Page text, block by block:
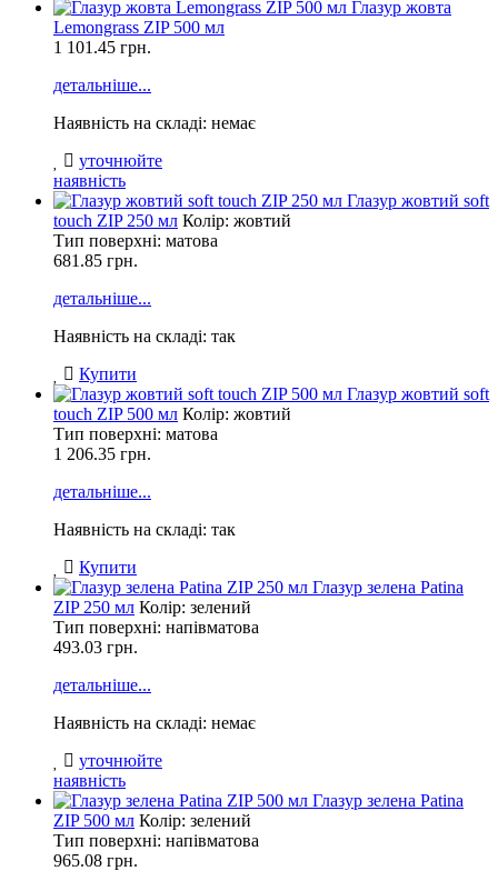
Глазур жовта
Lemongrass ZIP 500 мл
1 101.45 грн.
детальніше...
Наявність на складі: немає
уточнюйте
наявність
Глазур жовтий soft
touch ZIP 250 мл Колір: жовтий
Тип поверхні: матова
681.85 грн.
детальніше...
Наявність на складі: так
Купити
Глазур жовтий soft
touch ZIP 500 мл Колір: жовтий
Тип поверхні: матова
1 206.35 грн.
детальніше...
Наявність на складі: так
Купити
Глазур зелена Patina
ZIP 250 мл Колір: зелений
Тип поверхні: напівматова
493.03 грн.
детальніше...
Наявність на складі: немає
уточнюйте
наявність
Глазур зелена Patina
ZIP 500 мл Колір: зелений
Тип поверхні: напівматова
965.08 грн.